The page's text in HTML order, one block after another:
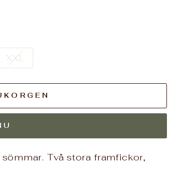
XXL
Två stora framfickor,